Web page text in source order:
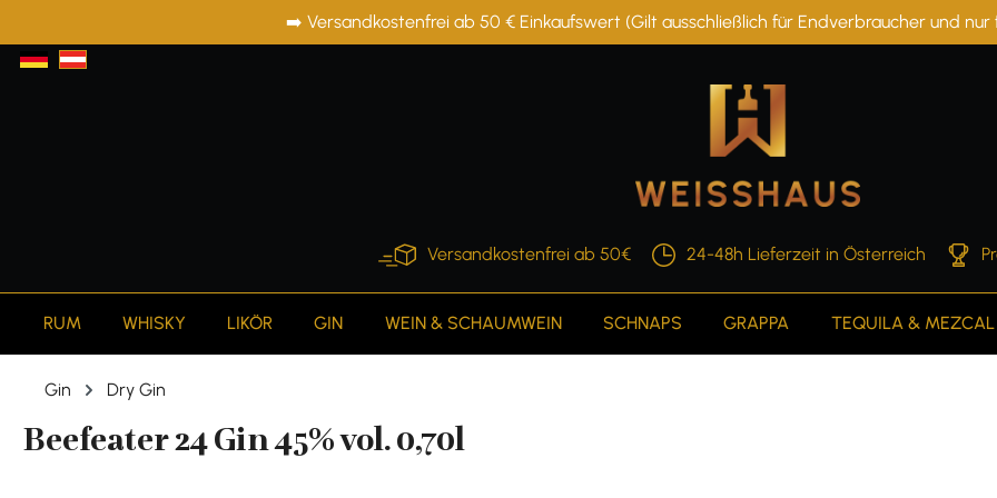
Zur Hauptnavigation springen➡️ Versandkostenfrei ab 50 € Einkaufswert (Gilt ausschließlich für Endverbraucher und
Versandkostenfrei ab 50€ 24-48h Lieferzeit in Österreich
RUM WHISKY LIKÖR GIN WEIN & SCHAUMWEIN SCHNAPS GRAPPA TEQUILA & MEZCAL
Gin Dry Gin
Beefeater 24 Gin 45% vol. 0,70l